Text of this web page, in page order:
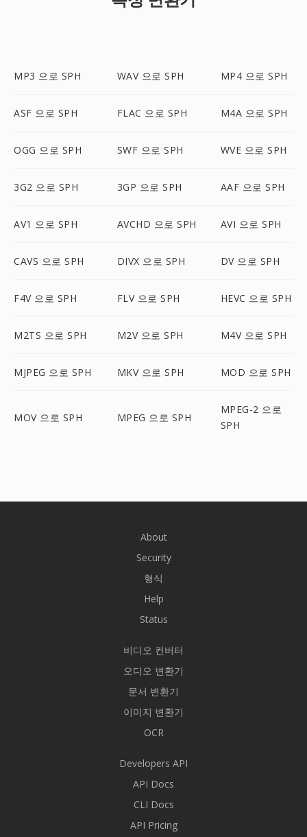
MP3 으로 SPH WAV 으로 SPH MP4 으로 SPH
ASF 으로 SPH FLAC 으로 SPH M4A 으로 SPH
OGG 으로 SPH SWF 으로 SPH WVE 으로 SPH
3G2 으로 SPH 3GP 으로 SPH AAF 으로 SPH
AV1 으로 SPH AVCHD 으로 SPH AVI 으로 SPH
CAVS 으로 SPH DIVX 으로 SPH DV 으로 SPH
F4V 으로 SPH FLV 으로 SPH HEVC 으로 SPH
M2TS 으로 SPH M2V 으로 SPH M4V 으로 SPH
MJPEG 으로 SPH MKV 으로 SPH MOD 으로 SPH
MOV 으로 SPH MPEG 으로 SPH
MPEG-2 으로
SPH
About
Security
형식
Help
Status
비디오 컨버터
오디오 변환기
문서 변환기
이미지 변환기
OCR
Developers API
API Docs
CLI Docs
API Pricing